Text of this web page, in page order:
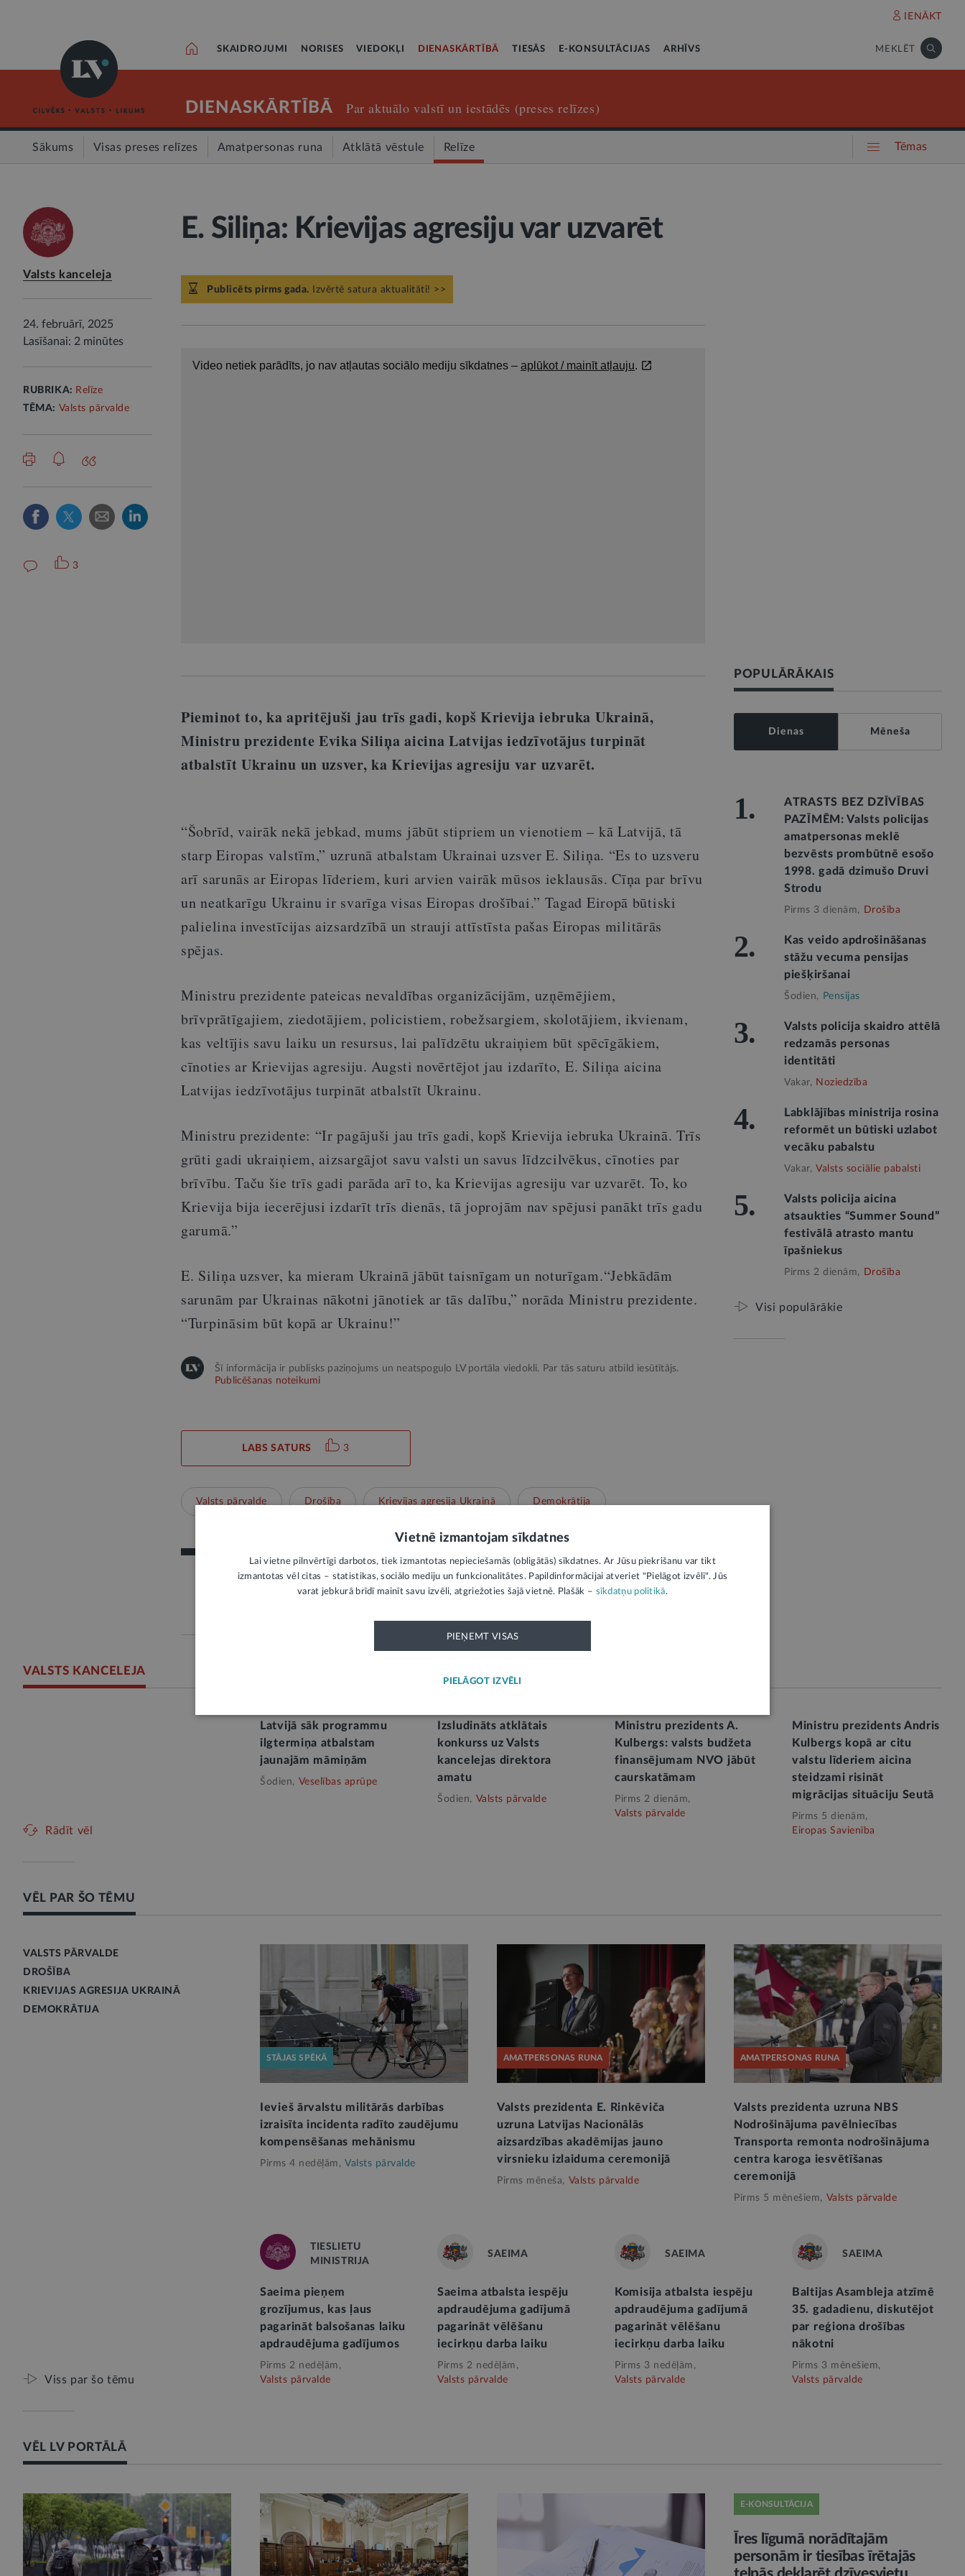
IENĀKT
SKAIDROJUMI NORISES VIEDOKĻI DIENASKĀRTĪBĀ TIESĀS E-KONSULTĀCIJAS ARHĪVS MEKLĒT
DIENASKĀRTĪBĀ Par aktuālo valstī un iestādēs (preses relīzes)
Sākums Visas preses relīzes Amatpersonas runa Atklātā vēstule Relīze Tēmas
Valsts kanceleja
24. februārī, 2025
Lasīšanai: 2 minūtes
RUBRIKA: Relīze
TĒMA: Valsts pārvalde
3
E. Siliņa: Krievijas agresiju var uzvarēt
Publicēts pirms gada. Izvērtē satura aktualitāti! >>
Pieminot to, ka apritējuši jau trīs gadi, kopš Krievija iebruka Ukrainā,
Ministru prezidente Evika Siliņa aicina Latvijas iedzīvotājus turpināt
atbalstīt Ukrainu un uzsver, ka Krievijas agresiju var uzvarēt.
“Šobrīd, vairāk nekā jebkad, mums jābūt stipriem un vienotiem – kā Latvijā, tā
starp Eiropas valstīm,” uzrunā atbalstam Ukrainai uzsver E. Siliņa. “Es to uzsveru
arī sarunās ar Eiropas līderiem, kuri arvien vairāk mūsos ieklausās. Cīņa par brīvu
un neatkarīgu Ukrainu ir svarīga visas Eiropas drošībai.” Tagad Eiropā būtiski
palielina investīcijas aizsardzībā un strauji attīstīsta pašas Eiropas militārās
spējas.
Ministru prezidente pateicas nevaldības organizācijām, uzņēmējiem,
brīvprātīgajiem, ziedotājiem, policistiem, robežsargiem, skolotājiem, ikvienam,
kas veltījis savu laiku un resursus, lai palīdzētu ukraiņiem būt spēcīgākiem,
cīnoties ar Krievijas agresiju. Augsti novērtējot jau izdarīto, E. Siliņa aicina
Latvijas iedzīvotājus turpināt atbalstīt Ukrainu.
Ministru prezidente: “Ir pagājuši jau trīs gadi, kopš Krievija iebruka Ukrainā. Trīs
grūti gadi ukraiņiem, aizsargājot savu valsti un savus līdzcilvēkus, cīnoties par
brīvību. Taču šie trīs gadi parāda arī to, ka Krievijas agresiju var uzvarēt. To, ko
Krievija bija iecerējusi izdarīt trīs dienās, tā joprojām nav spējusi panākt trīs gadu
garumā.”
E. Siliņa uzsver, ka mieram Ukrainā jābūt taisnīgam un noturīgam.“Jebkādām
sarunām par Ukrainas nākotni jānotiek ar tās dalību,” norāda Ministru prezidente.
“Turpināsim būt kopā ar Ukrainu!”
Šī informācija ir publisks paziņojums un neatspoguļo LV portāla viedokli. Par tās saturu atbild iesūtītājs.
Publicēšanas noteikumi
LABS SATURS 3
Valsts pārvalde Drošība Krievijas agresija Ukrainā Demokrātija
PIEVIENOT KOMENTĀRU
POPULĀRĀKAIS
Dienas Mēneša
1.
ATRASTS BEZ DZĪVĪBAS
PAZĪMĒM: Valsts policijas
amatpersonas meklē
bezvēsts prombūtnē esošo
1998. gadā dzimušo Druvi
Strodu
Pirms 3 dienām, Drošība
2.
Kas veido apdrošināšanas
stāžu vecuma pensijas
piešķiršanai
Šodien, Pensijas
3.
Valsts policija skaidro attēlā
redzamās personas
identitāti
Vakar, Noziedzība
4.
Labklājības ministrija rosina
reformēt un būtiski uzlabot
vecāku pabalstu
Vakar, Valsts sociālie pabalsti
5.
Valsts policija aicina
atsaukties “Summer Sound”
festivālā atrasto mantu
īpašniekus
Pirms 2 dienām, Drošība
Visi populārākie
VALSTS KANCELEJA
Latvijā sāk programmu
ilgtermiņa atbalstam
jaunajām māmiņām
Šodien, Veselības aprūpe
Izsludināts atklātais
konkurss uz Valsts
kancelejas direktora
amatu
Šodien, Valsts pārvalde
Ministru prezidents A.
Kulbergs: valsts budžeta
finansējumam NVO jābūt
caurskatāmam
Pirms 2 dienām,
Valsts pārvalde
Ministru prezidents Andris
Kulbergs kopā ar citu
valstu līderiem aicina
steidzami risināt
migrācijas situāciju Seutā
Pirms 5 dienām,
Eiropas Savienība
Rādīt vēl
VĒL PAR ŠO TĒMU
VALSTS PĀRVALDE
DROŠĪBA
KRIEVIJAS AGRESIJA UKRAINĀ
DEMOKRĀTIJA
STĀJAS SPĒKĀ
Ievieš ārvalstu militārās darbības
izraisīta incidenta radīto zaudējumu
kompensēšanas mehānismu
Pirms 4 nedēļām, Valsts pārvalde
AMATPERSONAS RUNA
Valsts prezidenta E. Rinkēviča
uzruna Latvijas Nacionālās
aizsardzības akadēmijas jauno
virsnieku izlaiduma ceremonijā
Pirms mēneša, Valsts pārvalde
AMATPERSONAS RUNA
Valsts prezidenta uzruna NBS
Nodrošinājuma pavēlniecības
Transporta remonta nodrošinājuma
centra karoga iesvētīšanas
ceremonijā
Pirms 5 mēnešiem, Valsts pārvalde
TIESLIETU
MINISTRIJA
Saeima pieņem
grozījumus, kas ļaus
pagarināt balsošanas laiku
apdraudējuma gadījumos
Pirms 2 nedēļām,
Valsts pārvalde
SAEIMA
Saeima atbalsta iespēju
apdraudējuma gadījumā
pagarināt vēlēšanu
iecirkņu darba laiku
Pirms 2 nedēļām,
Valsts pārvalde
SAEIMA
Komisija atbalsta iespēju
apdraudējuma gadījumā
pagarināt vēlēšanu
iecirkņu darba laiku
Pirms 3 nedēļām,
Valsts pārvalde
SAEIMA
Baltijas Asambleja atzīmē
35. gadadienu, diskutējot
par reģiona drošības
nākotni
Pirms 3 mēnešiem,
Valsts pārvalde
Viss par šo tēmu
VĒL LV PORTĀLĀ
E-KONSULTĀCIJA
Īres līgumā norādītajām
personām ir tiesības īrētajās
Vietnē izmantojam sīkdatnes
Lai vietne pilnvērtīgi darbotos, tiek izmantotas nepieciešamās (obligātās) sīkdatnes. Ar Jūsu piekrišanu var tikt
izmantotas vēl citas – statistikas, sociālo mediju un funkcionalitātes. Papildinformācijai atveriet "Pielāgot izvēli". Jūs
varat jebkurā brīdī mainīt savu izvēli, atgriežoties šajā vietnē. Plašāk – sīkdatņu politikā.
PIEŅEMT VISAS
PIELĀGOT IZVĒLI